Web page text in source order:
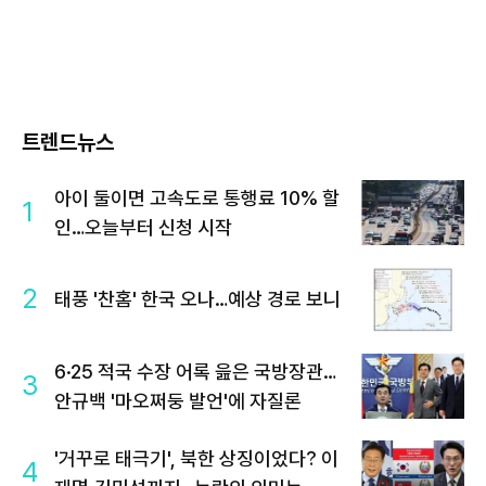
트렌드뉴스
1
아이 둘이면 고속도로 통행료 10% 할
인…오늘부터 신청 시작
2 태풍 '찬홈' 한국 오나…예상 경로 보니
3
6·25 적국 수장 어록 읊은 국방장관…
안규백 '마오쩌둥 발언'에 자질론
4
'거꾸로 태극기', 북한 상징이었다? 이